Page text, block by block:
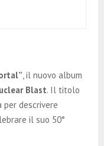
, il nuovo album
Blast. Il titolo
descrivere
il suo 50°